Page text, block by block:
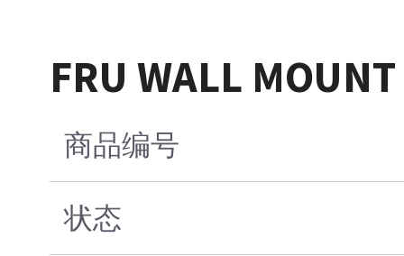
FRU WALL
商品编号
状态